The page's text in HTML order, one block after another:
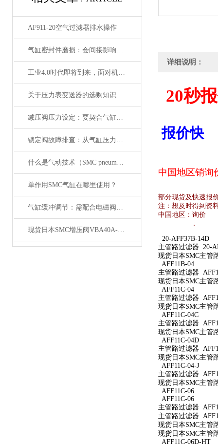
AF911-20空气过滤器排水操作
气缸密封件磨损：会间接影响电磁阀与锁定阀的性能吗
工业4.0时代即将到来，面对机遇与挑战，日本SMC该如何应对？
关于压力表变送器的选购知识
减压阀压力设定：要契合气缸负载与电磁阀的工作范围
锁定阀故障排查：从气缸压力变化与电磁阀信号入手
什么是气动技术（SMC pneumatics）
单作用SMC气缸在哪里使用？
气缸缓冲调节：需配合电磁阀的响应速度来调整
现货日本SMC增压阀VBA40A-04GN
详细说明：
20秒
报价快
中国地区销询
部分现货及快速报
注：想及时得到资
中国地区： 询价
;
20-AFF37B-14D
主管路过滤器 20-
现货日本SMC主管
AFF11B-04
主管路过滤器
现货日本SMC主管
AFF11C-04
主管路过滤器
现货日本SMC主管
AFF11C-04C
主管路过滤器
现货日本SMC主管
AFF11C-04D
主管路过滤器
现货日本SMC主管
AFF11C-04-J
主管路过滤器
现货日本SMC主管
AFF11C-06
AFF11C-06
主管路过滤器
主管路过滤器
现货日本SMC主管
现货日本SMC主管
AFF11C-06D-HT